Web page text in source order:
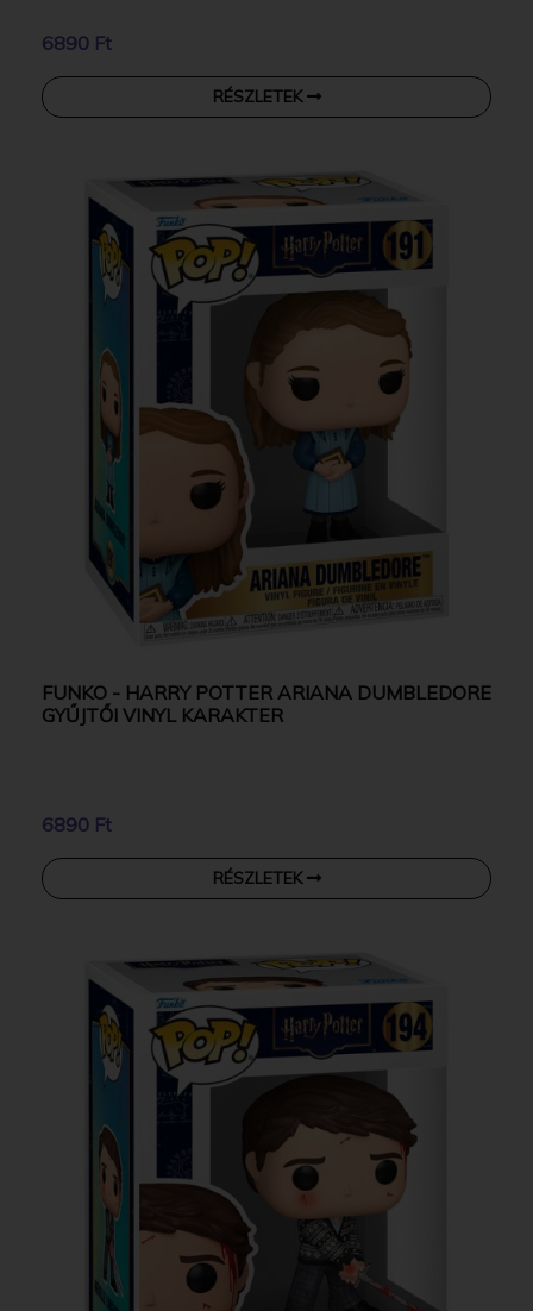
6890 Ft
RÉSZLETEK
FUNKO - HARRY POTTER ARIANA DUMBLEDORE
GYŰJTŐI VINYL KARAKTER
6890 Ft
RÉSZLETEK